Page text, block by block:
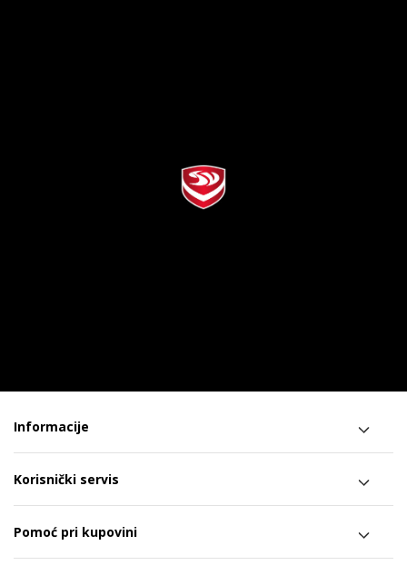
Informacije
Korisnički servis
Pomoć pri kupovini